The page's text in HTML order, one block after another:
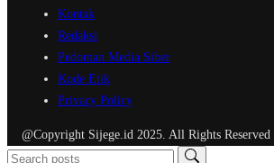
Kontak
Redaksi
Pedoman Media Siber
Kode Etik
Privacy Policy
@Copyright Sijege.id 2025. All Rights Reserved